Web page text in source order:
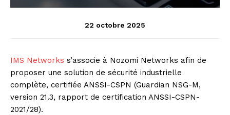
22 octobre 2025
IMS Networks s’associe à Nozomi Networks afin de
proposer une solution de sécurité industrielle
complète, certifiée ANSSI-CSPN (Guardian NSG-M,
version 21.3, rapport de certification ANSSI-CSPN-
2021/28).